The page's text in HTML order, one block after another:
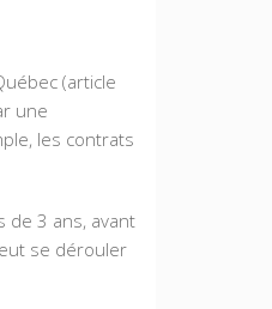
(article
une
les contrats
de 3 ans, avant
se dérouler